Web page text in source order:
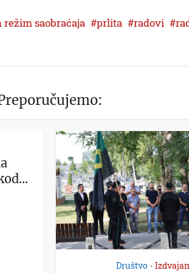
saobraćaja prlita radovi
Društvo •